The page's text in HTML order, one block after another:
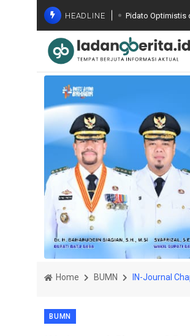
HEADLINE Pidato Optimistis
Optimalisasi PAD
Gelar FGD ke
Terintegrasi dan
Komisi
Wagub Sumut
Luas di Batu Bara
Wakil Bupati
Home BUMN IN-Journal
BUMN